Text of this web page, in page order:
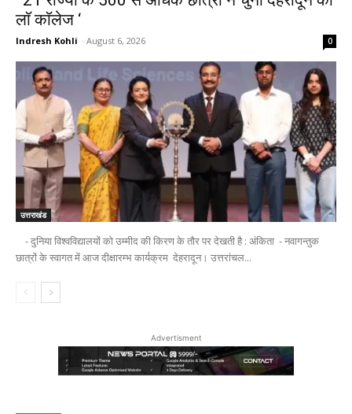
लाॅ काॅलेज ‘
Indresh Kohli - August 6, 2026 0
उत्तराखंड
- दुनिया विश्वविद्यालयों को उम्मीद की किरण के तौर पर देखती है : अंकिता - नवागन्तुक
छात्रों के स्वागत में आज दीक्षारम्भ कार्यक्रम देहरादून। उत्तरांचल...
Advertisment